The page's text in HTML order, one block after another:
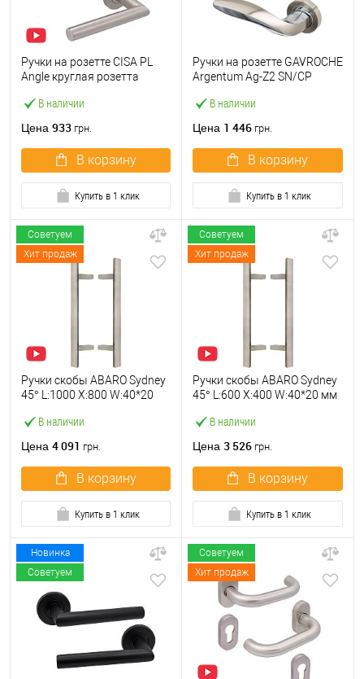
В наличии
Ручки на розетте CISA PL
Angle круглая розетта
сталь
Цена 933 грн.
В корзину
Купить в 1 клик
В наличии
Ручки на розетте GAVROCHE
Argentum Ag-Z2 SN/CP
Цена 1 446 грн.
В корзину
Купить в 1 клик
Советуем
Хит продаж
В наличии
Ручки скобы ABARO Sydney
45° L:1000 X:800 W:40*20
(комплект)
Цена 4 091 грн.
В корзину
Купить в 1 клик
Советуем
Хит продаж
В наличии
Ручки скобы ABARO Sydney
45° L:600 X:400 W:40*20 мм
Цена 3 526 грн.
В корзину
Купить в 1 клик
Новинка
Советуем
Советуем
Хит продаж